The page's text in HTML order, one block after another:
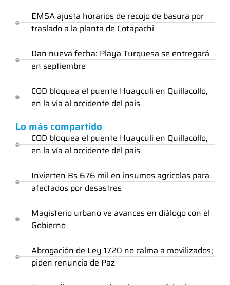
EMSA ajusta horarios de recojo de basura por
traslado a la planta de Cotapachi
Dan nueva fecha: Playa Turquesa se entregará
en septiembre
COD bloquea el puente Huayculi en Quillacollo,
en la vía al occidente del país
Lo más compartido
COD bloquea el puente Huayculi en Quillacollo,
en la vía al occidente del país
Invierten Bs 676 mil en insumos agrícolas para
afectados por desastres
Magisterio urbano ve avances en diálogo con el
Gobierno
Abrogación de Ley 1720 no calma a movilizados;
piden renuncia de Paz